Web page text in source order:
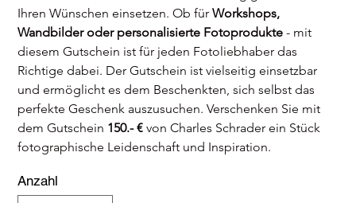
Ihren Wünschen einsetzen. Ob für Workshops,
Wandbilder oder personalisierte Fotoprodukte - mit
diesem Gutschein ist für jeden Fotoliebhaber das
Richtige dabei. Der Gutschein ist vielseitig einsetzbar
und ermöglicht es dem Beschenkten, sich selbst das
perfekte Geschenk auszusuchen. Verschenken Sie mit
dem Gutschein 150.- € von Charles Schrader ein Stück
fotographische Leidenschaft und Inspiration.
Anzahl